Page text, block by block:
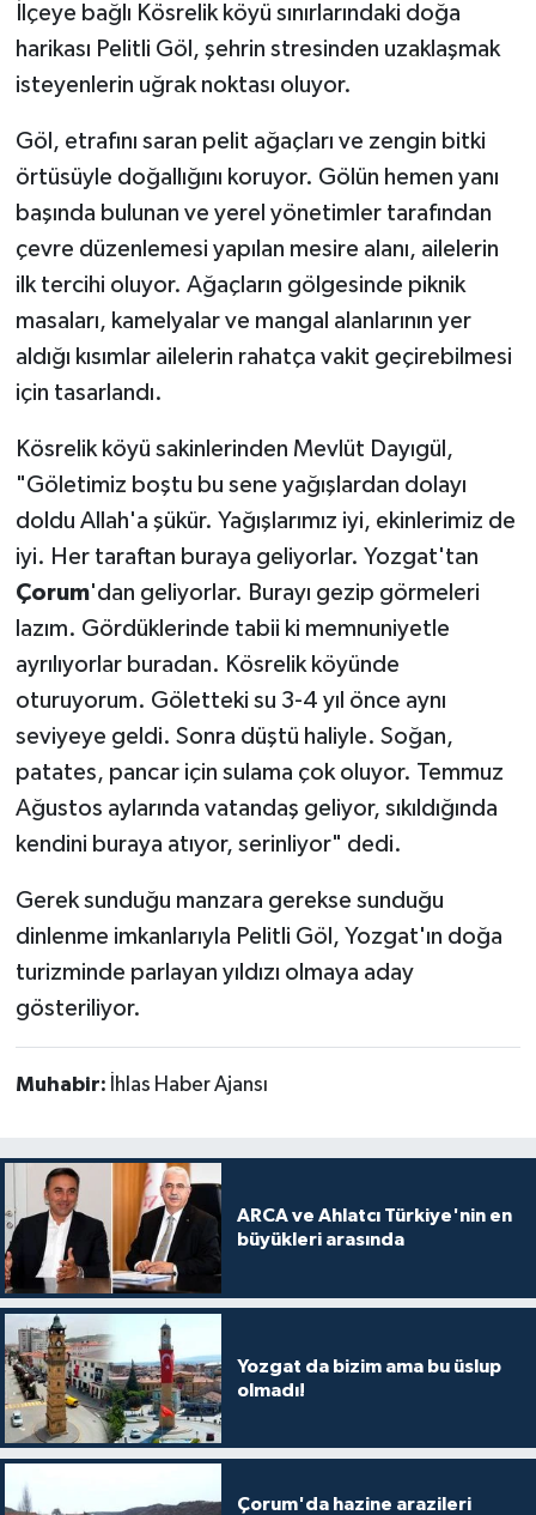
İlçeye bağlı Kösrelik köyü sınırlarındaki doğa
harikası Pelitli Göl, şehrin stresinden uzaklaşmak
isteyenlerin uğrak noktası oluyor.
Göl, etrafını saran pelit ağaçları ve zengin bitki
örtüsüyle doğallığını koruyor. Gölün hemen yanı
başında bulunan ve yerel yönetimler tarafından
çevre düzenlemesi yapılan mesire alanı, ailelerin
ilk tercihi oluyor. Ağaçların gölgesinde piknik
masaları, kamelyalar ve mangal alanlarının yer
aldığı kısımlar ailelerin rahatça vakit geçirebilmesi
için tasarlandı.
Kösrelik köyü sakinlerinden Mevlüt Dayıgül,
"Göletimiz boştu bu sene yağışlardan dolayı
doldu Allah'a şükür. Yağışlarımız iyi, ekinlerimiz de
iyi. Her taraftan buraya geliyorlar. Yozgat'tan
Çorum'dan geliyorlar. Burayı gezip görmeleri
lazım. Gördüklerinde tabii ki memnuniyetle
ayrılıyorlar buradan. Kösrelik köyünde
oturuyorum. Göletteki su 3-4 yıl önce aynı
seviyeye geldi. Sonra düştü haliyle. Soğan,
patates, pancar için sulama çok oluyor. Temmuz
Ağustos aylarında vatandaş geliyor, sıkıldığında
kendini buraya atıyor, serinliyor" dedi.
Gerek sunduğu manzara gerekse sunduğu
dinlenme imkanlarıyla Pelitli Göl, Yozgat'ın doğa
turizminde parlayan yıldızı olmaya aday
gösteriliyor.
Muhabir: İhlas Haber Ajansı
ARCA ve Ahlatcı Türkiye'nin en
büyükleri arasında
Yozgat da bizim ama bu üslup
olmadı!
Çorum'da hazine arazileri